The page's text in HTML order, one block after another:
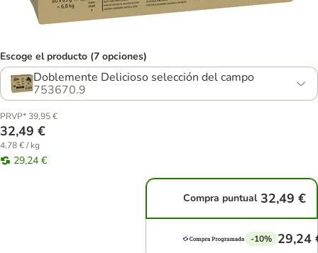
Escoge el producto (7 opciones)
Doblemente Delicioso selección del campo
753670.9
PRVP* 39,95 €
32,49 €
4,78 € / kg
29,24 €
Compra puntual 32,49 €
-10% 29,24